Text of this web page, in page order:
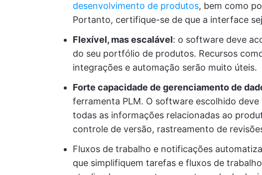
desenvolvimento de produtos, bem como
Portanto, certifique-se de que a interface
Flexível, mas escalável: o software deve
do seu portfólio de produtos. Recursos
integrações e automação serão muito úteis.
Forte capacidade de gerenciamento de
ferramenta PLM. O software escolhido
todas as informações relacionadas ao
controle de versão, rastreamento de
Fluxos de trabalho e notificações
que simplifiquem tarefas e fluxos de